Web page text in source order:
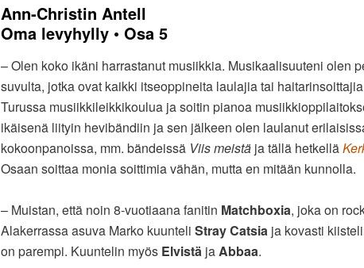
Ann-Christin Antell
Oma levyhylly • Osa 5
– Olen koko ikäni harrastanut musiikkia. Musikaalisuuteni olen
suvulta, jotka ovat kaikki itseoppineita laulajia tai
Turussa musiikkileikkikoulua ja soitin pianoa
ikäisenä liityin hevibändiin ja sen jälkeen olen laulanut
kokoonpanoissa, mm. bändeissä Viis meistä ja tällä hetkellä
Osaan soittaa monia soittimia vähän, mutta en mitään kunnolla.
– Muistan, että noin 8-vuotiaana fanitin Matchboxia, joka on
Alakerrassa asuva Marko kuunteli Stray Catsia ja kovasti
on parempi. Kuuntelin myös Elvistä jaAbbaa.